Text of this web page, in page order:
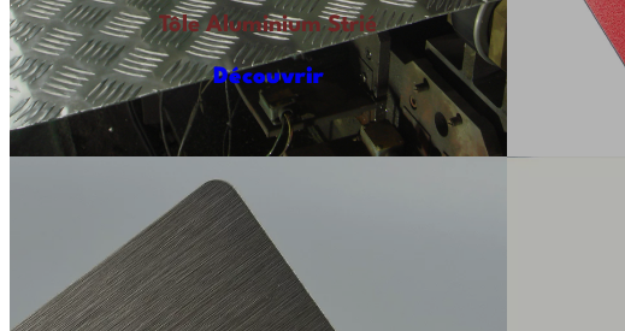
Tôle Aluminium Strié
Découvrir